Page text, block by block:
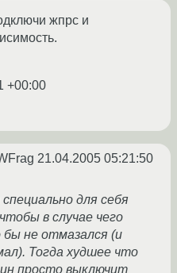
жпрс и
+00:00
21.04.2005 05:21:50
для себя
в случае чего
не отмазался (и
Тогда худшее что
просто выключит